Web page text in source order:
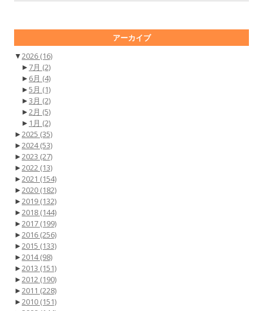
アーカイブ
▼2026 (16)
► 7月 (2)
► 6月 (4)
►5月 (1)
►3月 (2)
►2月 (5)
► 1月 (2)
►2025 (35)
►2024(53)
►2023 (27)
►2022 (13)
►2021 (154)
►2020 (182)
►2019 (132)
►2018 (144)
►2017 (199)
►2016 (256)
►2015 (133)
►2014(98)
►2013 (151)
►2012 (190)
►2011 (228)
►2010 (151)